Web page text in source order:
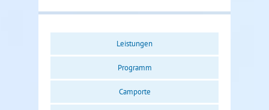
Leistungen
Programm
Camporte